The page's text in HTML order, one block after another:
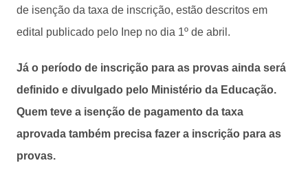
de isenção da taxa de inscrição, estão descritos em
edital publicado pelo Inep no dia 1º de abril.
Já o período de inscrição para as provas ainda será
definido e divulgado pelo Ministério da Educação.
Quem teve a isenção de pagamento da taxa
aprovada também precisa fazer a inscrição para as
provas.